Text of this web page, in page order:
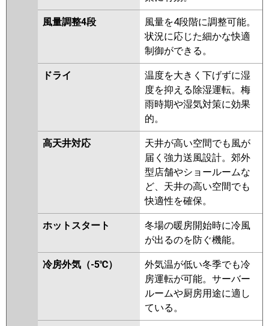
HRMP140HBF4 PLZ-ERMP140H4
PLZ-ERMP140HLE4 PLZ-
ERMP140HE4 PLZ-
HRMP140HFG3
PLZ-
HRMP140HF3 PLZ-HRMP140H3
PLZ-ERMP140HE3
PLZ-
ERMP140H3 PLZ-ERMP140HLE3
PLZ-HRMP140HFG2
HRMP140HF2 PLZ-HRMP140H2
PLZ-ERMP140HE2 PLZ-
ERMP140H2 PLZ-ERMP140HLE2
PLZ-HRMP140EFGZ PLZ-
HRMP140EFZ
PLZ-HRMP140EZ
PLZ-ERMP140ELEZ PLZ-
ERMP140EEZ
PLZ-ERMP140EZ
PLZ-HRMP140EFGY PLZ-
HRMP140EFY PLZ-HRMP140EY
PLZ-ERMP140EEY PLZ-
ERMP140EY PLZ-ERMP140ELEY
PLZ-HRMP140EFGV PLZ-
HRMP140EFV PLZ-HRMP140EV
PLZ-ERMP140EEW PLZ-
風量調整4段
風量を4段階に調整可能。
状況に応じた細かな快適
制御ができる。
ドライ
温度を大きく下げずに湿
度を抑える除湿運転。梅
雨時期や湿気対策に効果
的。
高天井対応
天井が高い空間でも風が
届く強力送風設計。郊外
型店舗やショールームな
ど、天井の高い空間でも
快適性を確保。
ホットスタート
冬場の暖房開始時に冷風
が出るのを防ぐ機能。
冷房外気（-5℃）
外気温が低い冬季でも冷
房運転が可能。サーバー
ルームや厨房用途に適し
ている。